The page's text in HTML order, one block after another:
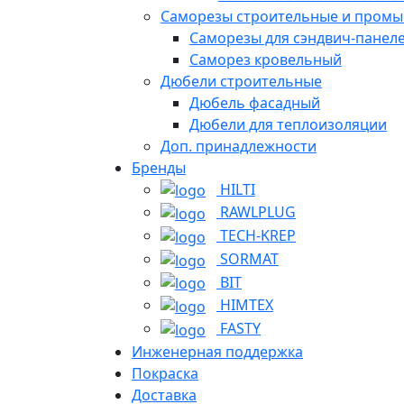
Саморезы строительные и
Саморезы для сэндвич-
Саморез кровельный
Дюбели строительные
Дюбель фасадный
Дюбели для теплоизоляции
Доп. принадлежности
Бренды
HILTI
RAWLPLUG
TECH-KREP
SORMAT
BIT
HIMTEX
FASTY
Инженерная поддержка
Покраска
Доставка